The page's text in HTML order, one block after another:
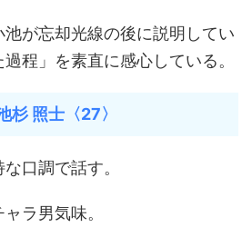
が忘却光線の後に説明してい
程」を素直に感心している。
照士〈27〉
口調で話す。
ラ男気味。